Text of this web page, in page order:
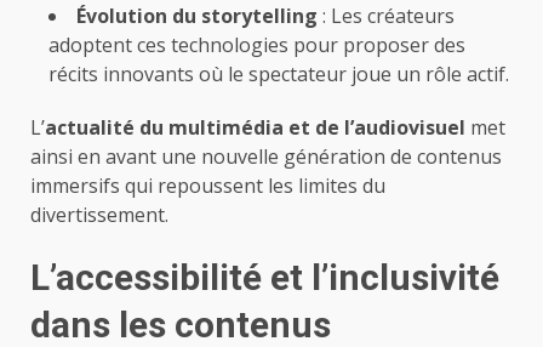
Évolution du storytelling : Les créateurs
adoptent ces technologies pour proposer des
récits innovants où le spectateur joue un rôle actif.
L’actualité du multimédia et de l’audiovisuel met
ainsi en avant une nouvelle génération de contenus
immersifs qui repoussent les limites du
divertissement.
L’accessibilité et l’inclusivité
dans les contenus